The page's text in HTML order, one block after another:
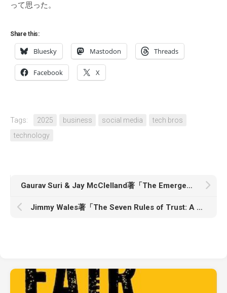
って思った。
Share this:
Bluesky Mastodon Threads
Facebook X
Tags: 2025 business social media
tech bros
technology
Gaurav Suri & Jay McClelland著「The Emergent Mind: How Intelligence Arises in People and Machines」
Jimmy Wales著「The Seven Rules of Trust: A Blueprint for Building Things That Last」